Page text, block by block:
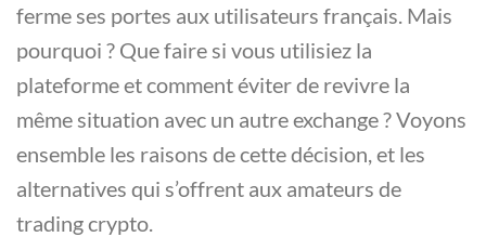
ferme ses portes aux utilisateurs français. Mais
pourquoi ? Que faire si vous utilisiez la
plateforme et comment éviter de revivre la
même situation avec un autre exchange ? Voyons
ensemble les raisons de cette décision, et les
alternatives qui s’offrent aux amateurs de
trading crypto.